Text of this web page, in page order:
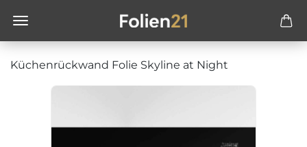
Küchenrückwand Folie Skyline at Night